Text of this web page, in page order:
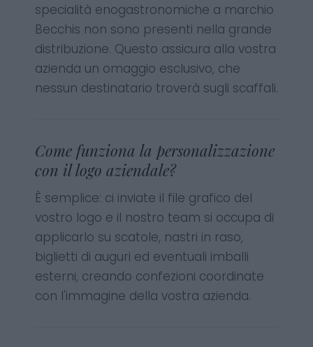
specialità enogastronomiche a marchio
Becchis non sono presenti nella grande
distribuzione. Questo assicura alla vostra
azienda un omaggio esclusivo, che
nessun destinatario troverà sugli scaffali.
Come funziona la personalizzazione
con il logo aziendale?
È semplice: ci inviate il file grafico del
vostro logo e il nostro team si occupa di
applicarlo su scatole, nastri in raso,
biglietti di auguri ed eventuali imballi
esterni, creando confezioni coordinate
con l'immagine della vostra azienda.